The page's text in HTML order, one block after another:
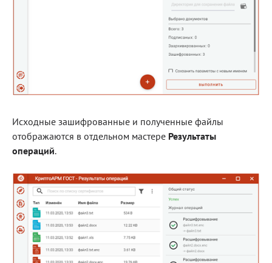
Исходные зашифрованные и полученные файлы
отображаются в отдельном мастере Результаты
операций.